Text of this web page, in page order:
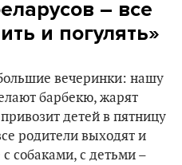
– все
и погулять»
вечеринки: нашу
барбекю, жарят
детей в пятницу
родители выходят и
собаками, с детьми –